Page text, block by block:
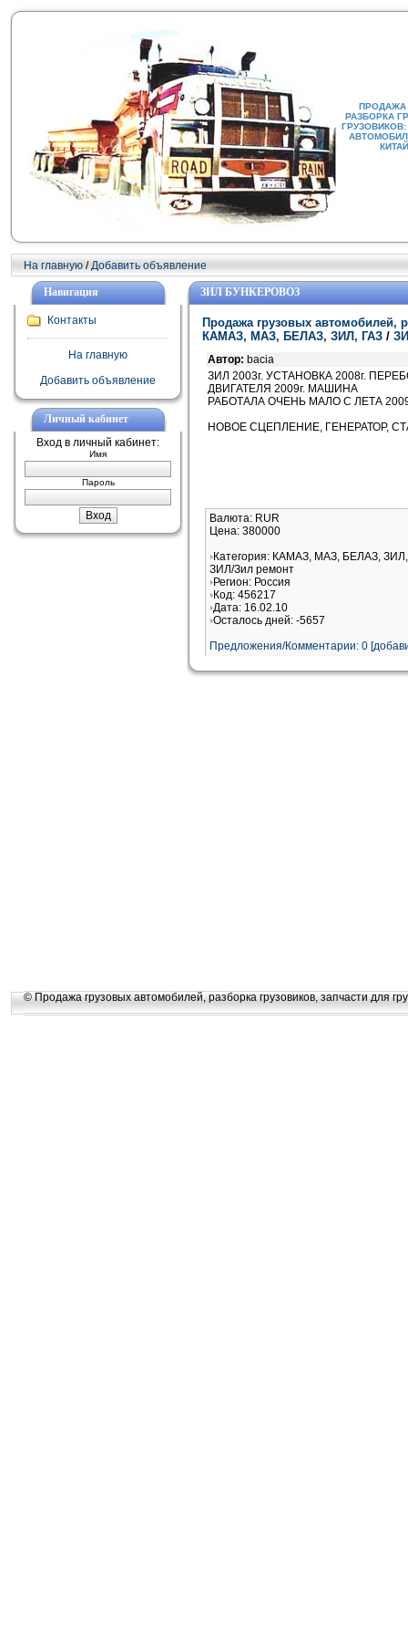
ПРОДАЖА
РАЗБОРКА
На главную /Добавить объявление
Навигация
Контакты
На главную
Добавить объявление
Личный кабинет
Вход в личный кабинет:
Имя
Пароль
ЗИЛ БУНКЕРОВОЗ
Продажа грузовых автомобилей,
КАМАЗ, МАЗ, БЕЛАЗ, ЗИЛ, ГАЗ /
Автор: bacia
ЗИЛ 2003г. УСТАНОВКА 2008г.
ДВИГАТЕЛЯ 2009г. МАШИНА
РАБОТАЛА ОЧЕНЬ МАЛО С ЛЕТА
НОВОЕ СЦЕПЛЕНИЕ, ГЕНЕРАТОР,
Валюта: RUR
Цена: 380000
Категория: КАМАЗ, МАЗ, БЕЛАЗ,
ЗИЛ/Зил ремонт
Регион: Россия
Код: 456217
Дата: 16.02.10
Осталось дней: -5657
Предложения/Комментарии: 0
© Продажа грузовых автомобилей, разборка грузовиков, запчасти для